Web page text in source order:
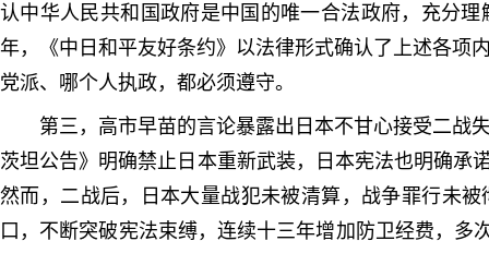
认中华人民共和国政府是中国的唯一合法政府，充分理
年，《中日和平友好条约》以法律形式确认了上述各项
党派、哪个人执政，都必须遵守。
第三，高市早苗的言论暴露出日本不甘心接受二战
茨坦公告》明确禁止日本重新武装，日本宪法也明确承
然而，二战后，日本大量战犯未被清算，战争罪行未
口，不断突破宪法束缚，连续十三年增加防卫经费，多